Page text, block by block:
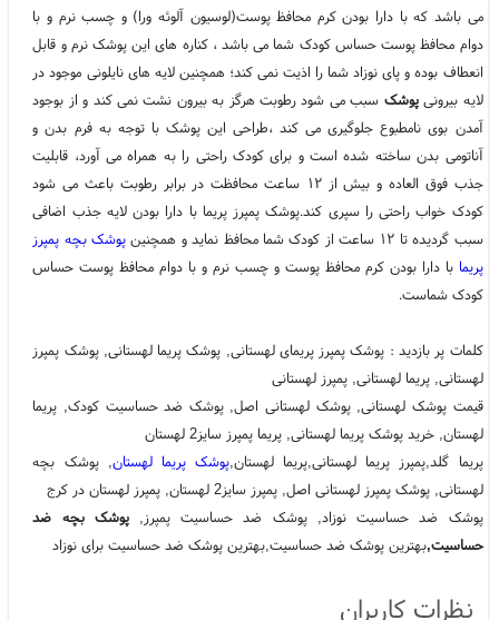
می باشد که با دارا بودن کرم محافظ پوست(لوسیون آلوئه ورا) و چسب نرم و با
دوام محافظ پوست حساس کودک شما می باشد ، کناره های این پوشک نرم و قابل
انعطاف بوده و پای نوزاد شما را اذیت نمی کند؛ همچنین لایه های نایلونی موجود در
لایه بیرونیپوشک سبب می شود رطوبت هرگز به بیرون نشت نمی کند و از بوجود
آمدن بوی نامطبوع جلوگیری می کند ،طراحی این پوشک با توجه به فرم بدن و
آناتومی بدن ساخته شده است و برای کودک راحتی را به همراه می آورد، قابلیت
جذب فوق العاده و بیش از ۱۲ ساعت محافظت در برابر رطوبت باعث می شود
کودک خواب راحتی را سپری کند.پوشک پمپرز پریما با دارا بودن لایه جذب اضافی
سبب گردیده تا ۱۲ ساعت از کودک شما محافظ نماید و همچنین
پوشک بچه پمپرز
پریمابا دارا بودن کرم محافظ پوست و چسب نرم و با دوام محافظ پوست حساس
کودک شماست.
کلمات پر بازدید : پوشک پمپرز پریمای لهستانی, پوشک پریما لهستانی, پوشک پمپرز
لهستانی, پریما لهستانی, پمپرز لهستانی
قیمت پوشک لهستانی, پوشک لهستانی اصل, پوشک ضد حساسیت کودک, پریما
لهستان, خرید پوشک پریما لهستانی, پریما پمپرز سایز2 لهستان
پریما گلد,پمپرز پریما لهستانی,پریما لهستان,پوشک پریما لهستان, پوشک بچه
لهستانی, پوشک پمپرز لهستانی اصل, پمپرز سایز2 لهستان, پمپرز لهستان در کرج
پوشک ضد حساسیت نوزاد, پوشک ضد حساسیت پمپرز,پوشک بچه ضد
حساسیت,بهترین پوشک ضد حساسیت,بهترین پوشک ضد حساسیت برای نوزاد
نظرات کاربران